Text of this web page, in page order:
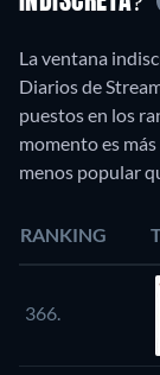
La ventana
Diarios de
puestos en los
momento es
menos popular
RANKING
366.